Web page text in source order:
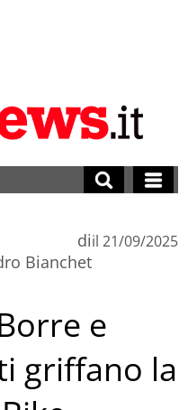
di
Bianchet
il 21/09/2025
e
griffano la